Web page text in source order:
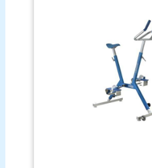
ajustable verticalement
posture à votre taille pour
dorsales. Les pédales
antidérapantes
pieds, que vous soyez
chaussures aquatiques
mouvement Déplacement
roulettes intégrées: Des
installées sur la base du